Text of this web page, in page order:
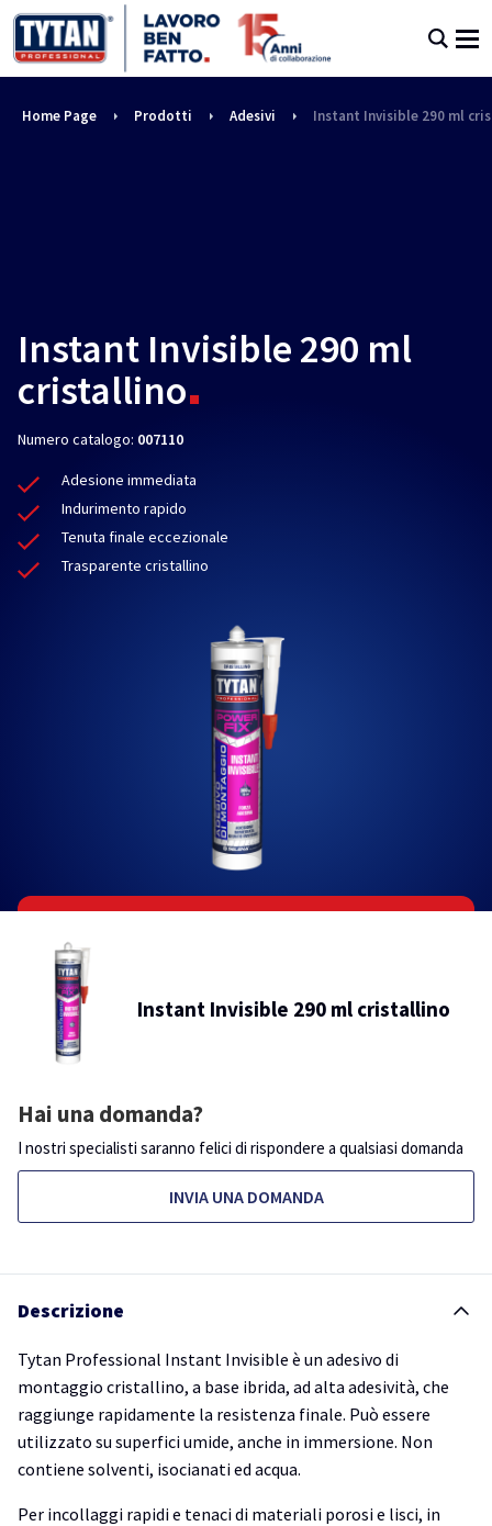
Home Page Prodotti Adesivi Instant Invisible 290 ml
Instant Invisible 290 ml
cristallino
Numero catalogo: 007110
Adesione immediata
Indurimento rapido
Tenuta finale eccezionale
Trasparente cristallino
Instant Invisible 290 ml cristallino
Hai una domanda?
I nostri specialisti saranno felici di rispondere a qualsiasi domanda
INVIA UNA DOMANDA
Descrizione
Tytan Professional Instant Invisible è un adesivo di
montaggio cristallino, a base ibrida, ad alta adesività, che
raggiunge rapidamente la resistenza finale. Può essere
utilizzato su superfici umide, anche in immersione. Non
contiene solventi, isocianati ed acqua.
Per incollaggi rapidi e tenaci di materiali porosi e lisci, in